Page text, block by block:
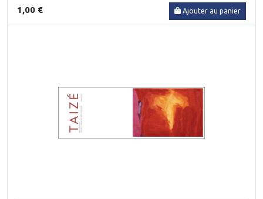
1,00 € Ajouter au panier